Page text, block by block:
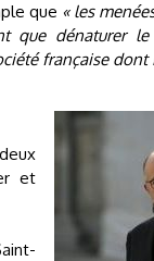
que « les
que dénaturer
française
et